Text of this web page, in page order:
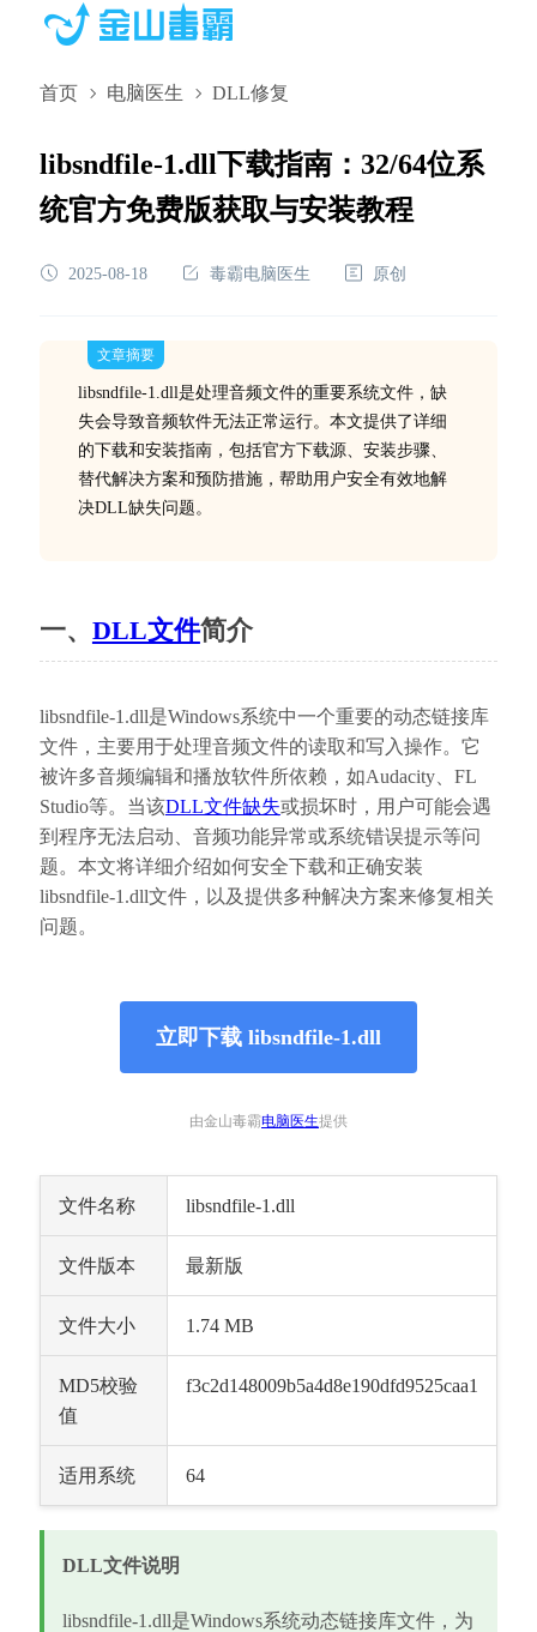
首页 电脑医生 DLL修复
libsndfile-1.dll下载指南：32/64位系
统官方免费版获取与安装教程
2025-08-18 毒霸电脑医生 原创
文章摘要
libsndfile-1.dll是处理音频文件的重要系统文件，缺
失会导致音频软件无法正常运行。本文提供了详细
的下载和安装指南，包括官方下载源、安装步骤、
替代解决方案和预防措施，帮助用户安全有效地解
决DLL缺失问题。
一、 DLL文件简介
libsndfile-1.dll是Windows系统中一个重要的动态链接库
文件，主要用于处理音频文件的读取和写入操作。它
被许多音频编辑和播放软件所依赖，如Audacity、FL
Studio等。当该DLL文件缺失或损坏时，用户可能会遇
到程序无法启动、音频功能异常或系统错误提示等问
题。本文将详细介绍如何安全下载和正确安装
libsndfile-1.dll文件，以及提供多种解决方案来修复相关
问题。
立即下载 libsndfile-1.dll
由金山毒霸电脑医生提供
文件名称 libsndfile-1.dll
文件版本 最新版
文件大小 1.74 MB
MD5校验
值
f3c2d148009b5a4d8e190dfd9525caa1
适用系统 64
DLL文件说明
libsndfile-1.dll是Windows系统动态链接库文件，为